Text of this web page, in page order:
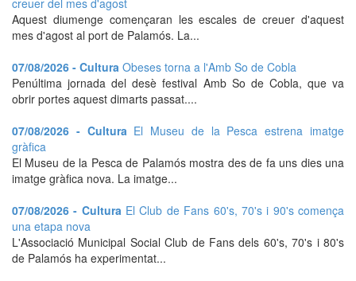
creuer del mes d'agost
Aquest diumenge començaran les escales de creuer d'aquest
mes d'agost al port de Palamós. La...
07/08/2026 - Cultura Obeses torna a l'Amb So de Cobla
Penúltima jornada del desè festival Amb So de Cobla, que va
obrir portes aquest dimarts passat....
07/08/2026 - Cultura El Museu de la Pesca estrena imatge
gràfica
El Museu de la Pesca de Palamós mostra des de fa uns dies una
imatge gràfica nova. La imatge...
07/08/2026 - Cultura El Club de Fans 60's, 70's i 90's comença
una etapa nova
L'Associació Municipal Social Club de Fans dels 60's, 70's i 80's
de Palamós ha experimentat...